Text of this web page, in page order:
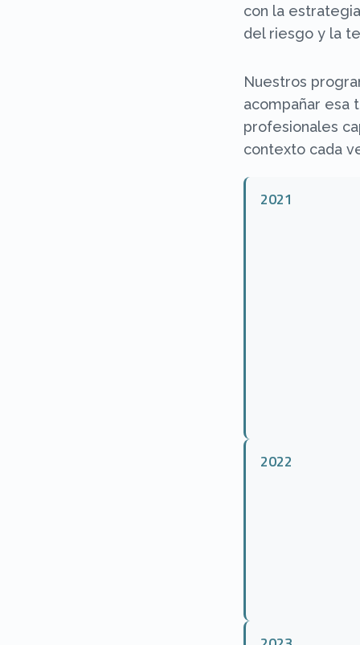
con la
del riesgo y la
Nuestros
acompañar esa
profesionales
contexto cada
2021
2022